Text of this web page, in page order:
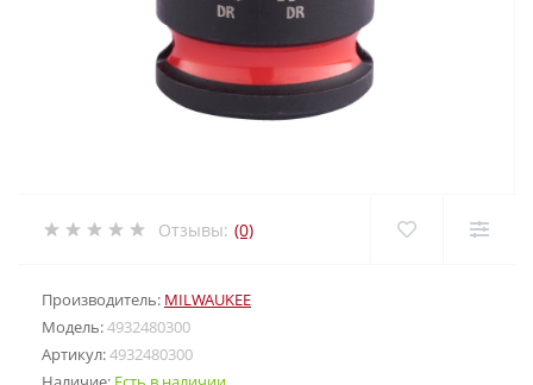
Отзывы: (0)
Производитель: MILWAUKEE
Модель:4932480300
Артикул:4932480300